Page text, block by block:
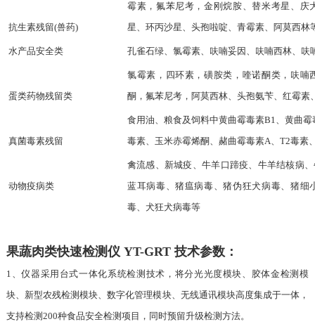
抗生素残留(兽药)
霉素，氟苯尼考，金刚烷胺、替米考星、庆
星、环丙沙星、头孢啦啶、青霉素、阿莫西林
水产品安全类 孔雀石绿、氯霉素、呋喃妥因、呋喃西林、呋
蛋类药物残留类
氯霉素，四环素，磺胺类，喹诺酮类，呋喃
酮，氟苯尼考，阿莫西林、头孢氨苄、红霉素
真菌毒素残留
食用油、粮食及饲料中黄曲霉毒素B1、黄曲
毒素、玉米赤霉烯酮、赭曲霉毒素A、T2毒素
动物疫病类
禽流感、新城疫、牛羊口蹄疫、牛羊结核病
蓝耳病毒、猪瘟病毒、猪伪狂犬病毒、猪细
毒、犬狂犬病毒等
果蔬肉类快速检测仪 YT-GRT 技术参数：
1、仪器采用台式一体化系统检测技术，将分光光度模块、胶体金检测模
块、新型农残检测模块、数字化管理模块、无线通讯模块高度集成于一体，
支持检测200种食品安全检测项目，同时预留升级检测方法。